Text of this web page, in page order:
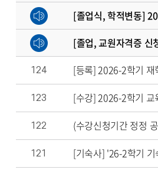
[졸업식, 학적변동]
[졸업, 교원자격증 신
124 [등록] 2026-2학기 재
123 [수강] 2026-2학기 교
122 (수강신청기간 정정
121 [기숙사] '26-2학기